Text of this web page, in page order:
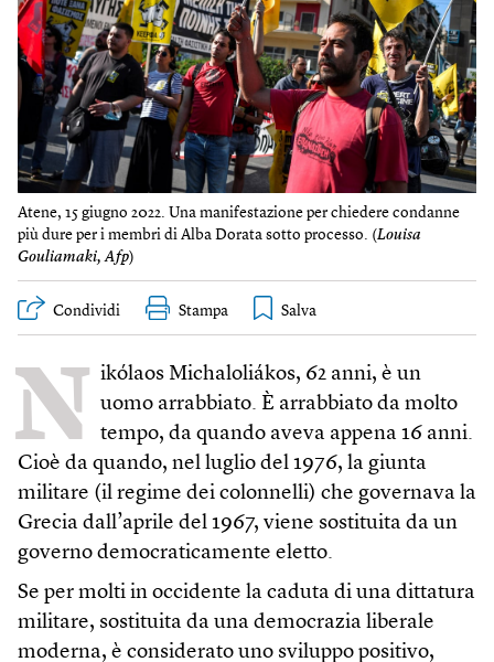
Atene, 15 giugno 2022. Una manifestazione per chiedere condanne
più dure per i membri di Alba Dorata sotto processo. (Louisa
Gouliamaki, Afp)
Condividi Stampa
N ikólaos Michaloliákos, 62 anni, è un
uomo arrabbiato. È arrabbiato da molto
tempo, da quando aveva appena 16 anni.
Cioè da quando, nel luglio del 1976, la giunta
militare (il regime dei colonnelli) che governava la
Grecia dall’aprile del 1967, viene sostituita da un
governo democraticamente eletto.
Se per molti in occidente la caduta di una dittatura
militare, sostituita da una democrazia liberale
moderna, è considerato uno sviluppo positivo,